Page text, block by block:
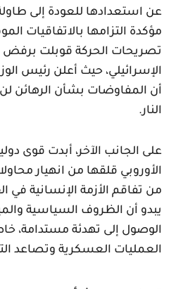
عن استعدادها للعودة إلى
مؤكدة التزامها بالاتفاقيات
تصريحات الحركة قوبلت
الإسرائيلي، حيث أعلن رئيس
أن المفاوضات بشأن الرهائن
النار.
على الجانب الآخر، أبدت قوى
الأوروبي قلقها من انهيار
من تفاقم الأزمة الإنسانية في
يبدو أن الظروف السياسية
الوصول إلى تهدئة مستدامة،
العمليات العسكرية وتصاعد